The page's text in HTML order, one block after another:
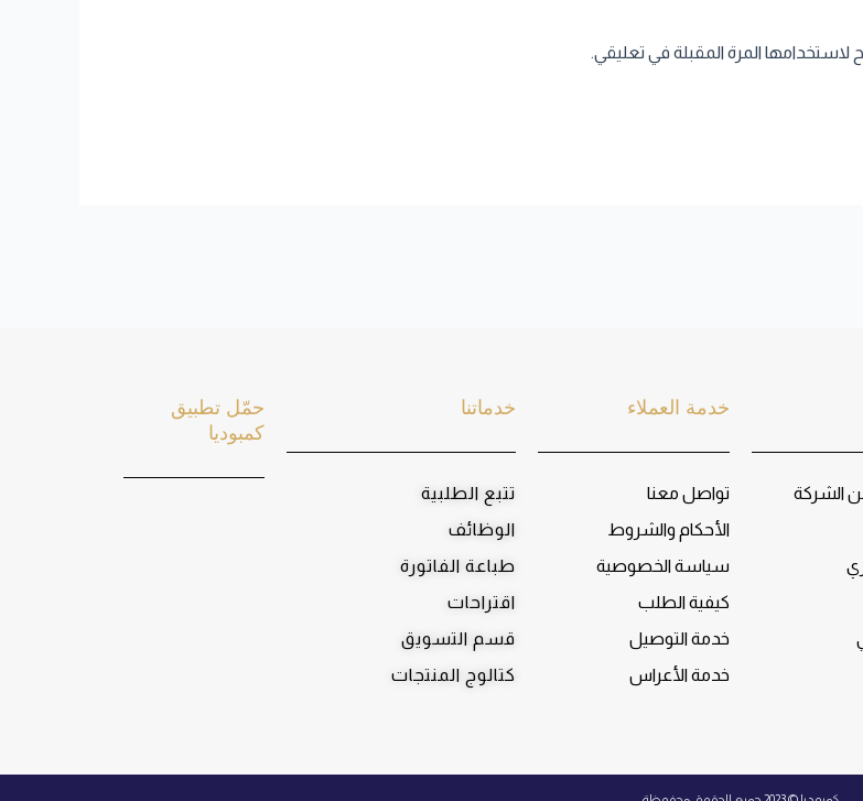
لاستخدامها المرة المقبلة في تعليقي.
الشركة
خدمة العملاء
تواصل معنا
الأحكام والشروط
سياسة الخصوصية
كيفية الطلب
خدمة التوصيل
خدمة الأعراس
خدماتنا
تتبع الطلبية
الوظائف
طباعة الفاتورة
اقتراحات
قسم التسويق
كتالوج المنتجات
حمّل تطبيق
كمبوديا